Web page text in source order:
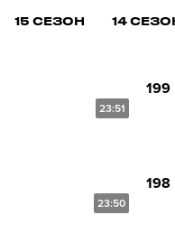
15 СЕЗОН 14
23:51
199
23:50
198